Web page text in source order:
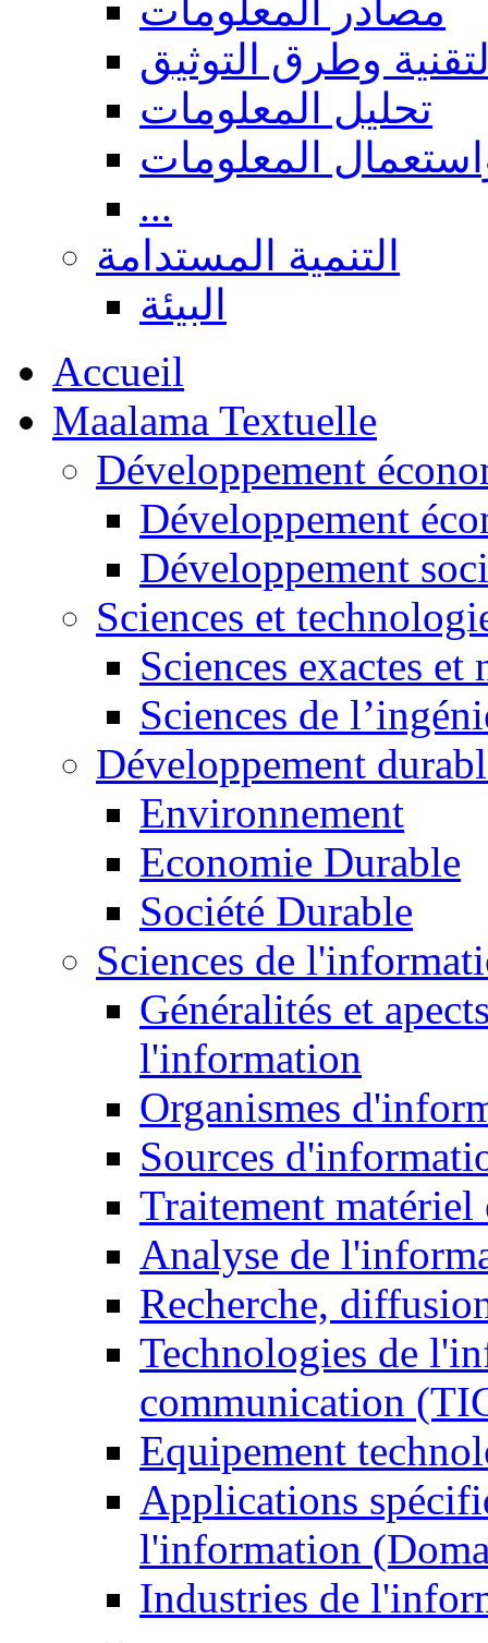
مصادر المعلومات
وطرق التوثيق
تحليل المعلومات
المعلومات
...
التنمية المستدامة
البيئة
Accueil
Maalama Textuelle
Développement
Développement
Développement
Sciences et
Sciences exactes et
Sciences de
Développement
Environnement
Economie Durable
Société Durable
Sciences de
Généralités et
l'information
Organismes
Sources
Traitement matériel
Analyse de
Recherche,
Technologies de
communication
Equipement
Applications
l'information
Industries de